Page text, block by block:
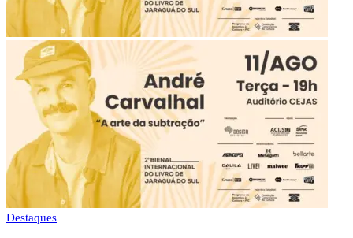
Destaques